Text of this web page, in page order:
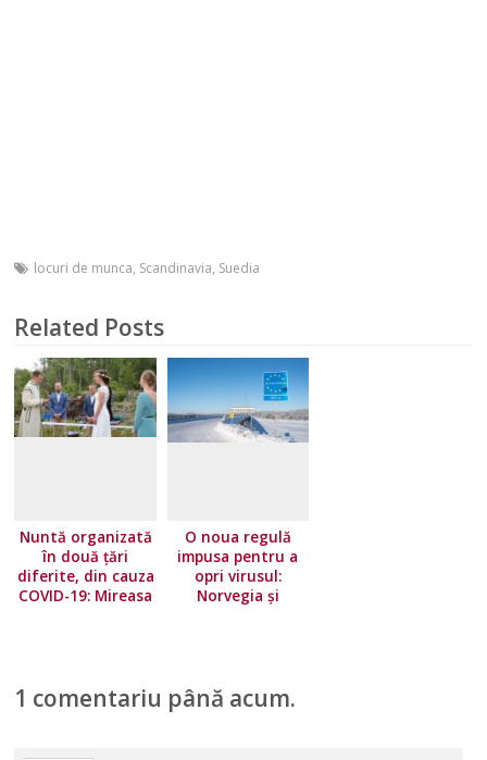
locuri de munca, Scandinavia, Suedia
Related Posts
Nuntă organizată
în două țări
diferite, din cauza
COVID-19: Mireasa
O noua regulă
impusa pentru a
opri virusul:
Norvegia și
1 comentariu până acum.